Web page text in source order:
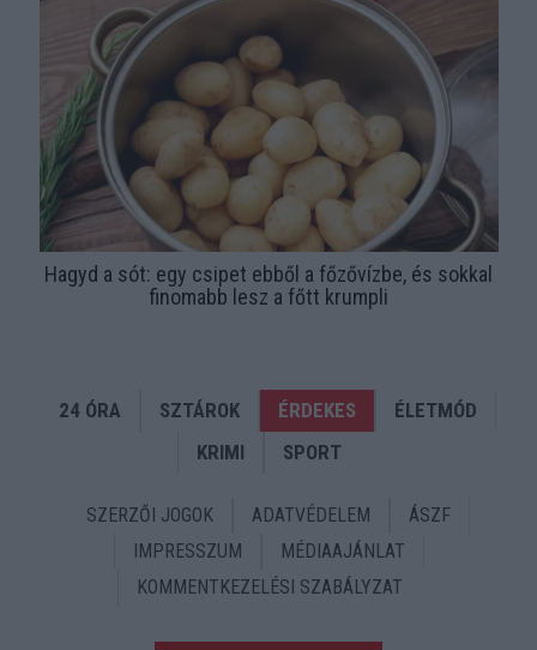
Hagyd a sót: egy csipet ebből a főzővízbe, és sokkal
finomabb lesz a főtt krumpli
24 ÓRA SZTÁROK ÉRDEKES
ÉLETMÓD
KRIMI
SPORT
SZERZŐI JOGOK ADATVÉDELEM
ÁSZF
IMPRESSZUM
MÉDIAAJÁNLAT
KOMMENTKEZELÉSI SZABÁLYZAT